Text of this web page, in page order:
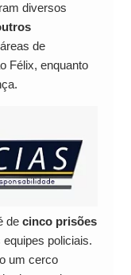
diversos
de
Félix, enquanto
de cinco prisões
policiais.
um cerco